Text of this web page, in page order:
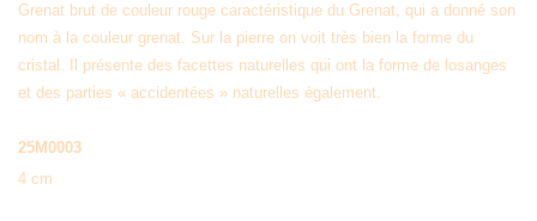
Grenat brut de couleur rouge caractéristique du Grenat, qui a donné son
nom à la couleur grenat. Sur la pierre on voit très bien la forme du
cristal. Il présente des facettes naturelles qui ont la forme de losanges
et des parties « accidentées » naturelles également.
25M0003
4 cm